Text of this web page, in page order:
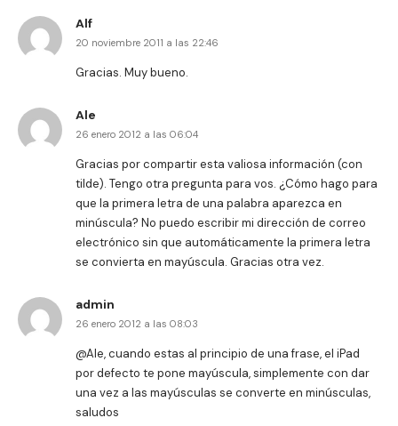
Alf
20 noviembre 2011 a las 22:46
Gracias. Muy bueno.
Ale
26 enero 2012 a las 06:04
Gracias por compartir esta valiosa información (con
tilde). Tengo otra pregunta para vos. ¿Cómo hago para
que la primera letra de una palabra aparezca en
minúscula? No puedo escribir mi dirección de correo
electrónico sin que automáticamente la primera letra
se convierta en mayúscula. Gracias otra vez.
admin
26 enero 2012 a las 08:03
@Ale, cuando estas al principio de una frase, el iPad
por defecto te pone mayúscula, simplemente con dar
una vez a las mayúsculas se converte en minúsculas,
saludos